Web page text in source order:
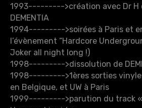
1993--------->création avec Dr H
DEMENTIA
1994--------->soirées à Paris et
l’évènement “Hardcore
Joker all night long !)
1998--------->dissolution de
1998--------->1ères sorties
en Belgique, et UW à Paris
1999--------->parution du track «